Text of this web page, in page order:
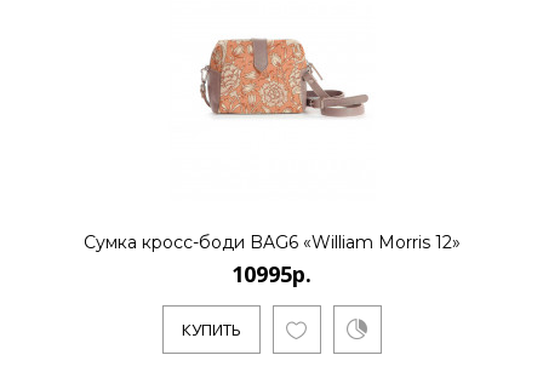
КУПИТЬ
Сумка кросс-боди BAG6 «William Morris 12»
10995р.
КУПИТЬ